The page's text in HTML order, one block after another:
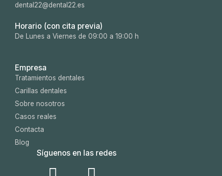
dental22@dental22.es
Horario (con cita previa)
De Lunes a Viernes de 09:00 a 19:00 h
Empresa
Tratamientos dentales
Carillas dentales
Sobre nosotros
Casos reales
Contacta
Blog
Síguenos en las redes
I
W